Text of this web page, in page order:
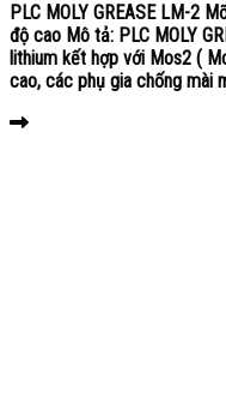
PLC MOLY GREASE LM-2
độ cao Mô tả: PLC MOLY
lithium kết hợp với Mos2 (
cao, các phụ gia chống mài